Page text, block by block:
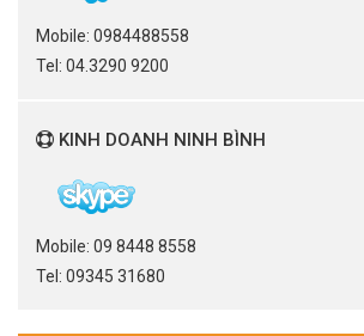
Mobile: 0984488558
Tel: 04.3290 9200
KINH DOANH NINH BÌNH
Mobile: 09 8448 8558
Tel: 09345 31680